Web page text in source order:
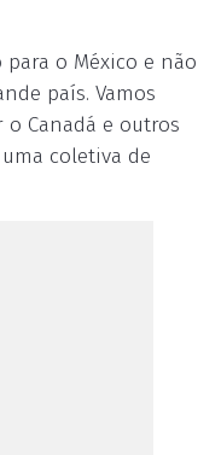
o México e não
país. Vamos
Canadá e outros
coletiva de